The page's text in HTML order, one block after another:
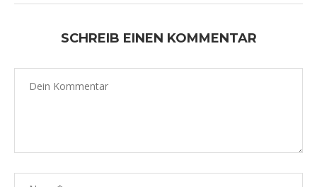
SCHREIB EINEN KOMMENTAR